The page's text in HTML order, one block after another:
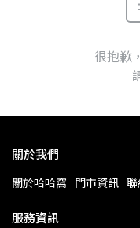
很抱歉
關於我們
關於哈哈窩 門市資訊
服務資訊